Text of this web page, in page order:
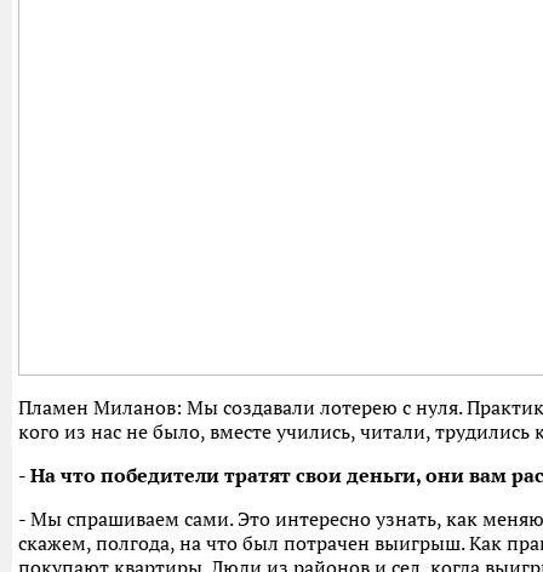
Пламен Миланов: Мы создавали лотерею с нуля.
кого из нас не было, вместе учились, читали, трудились
- На что победители тратят свои деньги, они вам
- Мы спрашиваем сами. Это интересно узнать, как
скажем, полгода, на что был потрачен выигрыш. Как